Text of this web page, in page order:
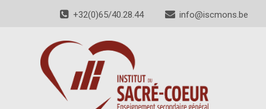
+32(0)65/40.28.44 info@iscmons.be